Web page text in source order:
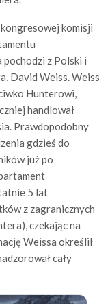
komisji
z Polski i
David Weiss. Weiss
Hunterowi,
handlował
Prawdopodobny
gdzieś do
już po
5 lat
z zagranicznych
czekając na
Weissa określił
cały